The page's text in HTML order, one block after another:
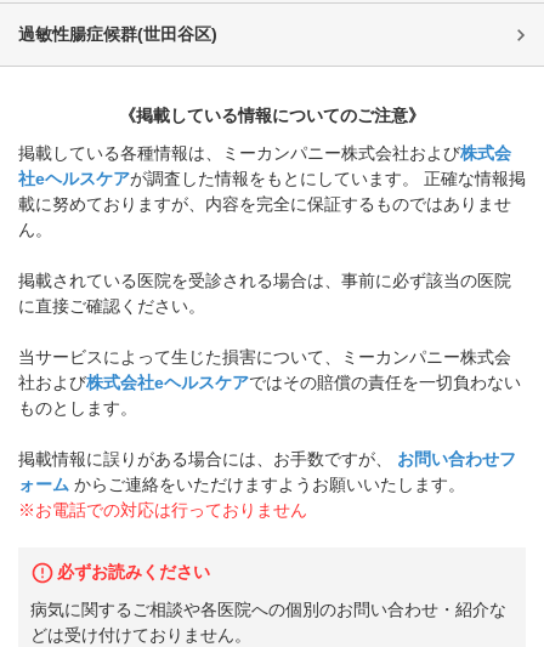
過敏性腸症候群(世田谷区)
《掲載している情報についてのご注意》
掲載している各種情報は、ミーカンパニー株式会社および株式会
社eヘルスケアが調査した情報をもとにしています。 正確な情報掲
載に努めておりますが、内容を完全に保証するものではありませ
ん。
掲載されている医院を受診される場合は、事前に必ず該当の医院
に直接ご確認ください。
当サービスによって生じた損害について、ミーカンパニー株式会
社および株式会社eヘルスケアではその賠償の責任を一切負わない
ものとします。
掲載情報に誤りがある場合には、お手数ですが、
お問い合わせフ
ォーム からご連絡をいただけますようお願いいたします。
※お電話での対応は行っておりません
必ずお読みください
病気に関するご相談や各医院への個別のお問い合わせ・紹介な
どは受け付けておりません。